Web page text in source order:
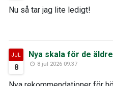
Nu så tar jag lite ledigt!
JUL
8
Nya skala för de äldre
8 jul 2026 09:37